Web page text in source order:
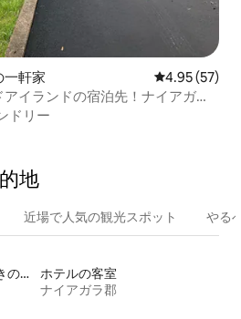
一軒家 レビュー57
4.95 (57)
イランドの宿泊先！ナイアガラ
ドリー
地
近場で人気の観光スポット やる
露天風呂・ジャグジー付きの宿泊施設
ホテルの客室
ナイアガラ郡